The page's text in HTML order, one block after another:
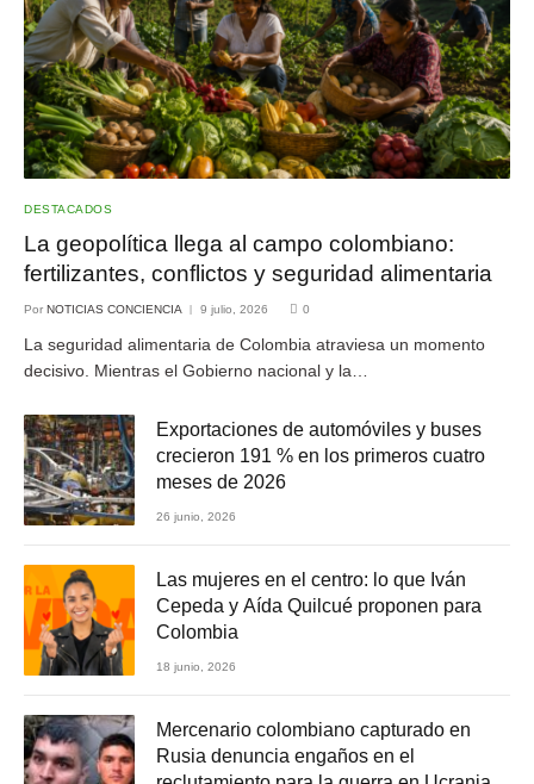
DESTACADOS
La geopolítica llega al campo colombiano:
fertilizantes, conflictos y seguridad alimentaria
Por NOTICIAS CONCIENCIA 9 julio, 2026 0
La seguridad alimentaria de Colombia atraviesa un momento
decisivo. Mientras el Gobierno nacional y la…
Exportaciones de automóviles y buses
crecieron 191 % en los primeros cuatro
meses de 2026
26 junio, 2026
Las mujeres en el centro: lo que Iván
Cepeda y Aída Quilcué proponen para
Colombia
18 junio, 2026
Mercenario colombiano capturado en
Rusia denuncia engaños en el